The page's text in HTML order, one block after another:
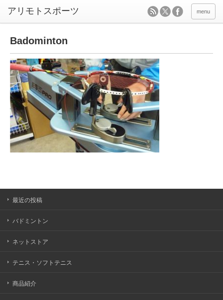
menu
Badominton
最近の投稿
バドミントン
ネットストア
テニス・ソフトテニス
商品紹介